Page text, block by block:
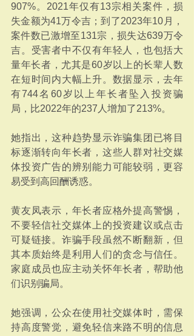
907%。2021年仅有13宗相关案件，损
失金额为41万令吉；到了2023年10月，
案件数已激增至131宗，损失达639万令
吉。受害者中不仅有年轻人，也包括大
量年长者，尤其是60岁以上的长辈人数
在短时间内大幅上升。数据显示，去年
有744名60岁以上年长者坠入投资骗
局，比2022年的237人增加了213%。
她指出，这种趋势显示诈骗集团已将目
标逐渐转向年长者，这些人群对社交媒
体投资广告的辨别能力可能较弱，更容
易受到高回酬诱惑。
黄友凤表示，年长者应格外提高警惕，
不要轻信社交媒体上的投资建议或点击
可疑链接。诈骗手段虽然不断翻新，但
其本质始终是利用人们的贪念与信任。
家庭成员也应主动关怀年长者，帮助他
们识别骗局。
她强调，公众在使用社交媒体时，需保
持高度警觉，避免轻信来路不明的信息